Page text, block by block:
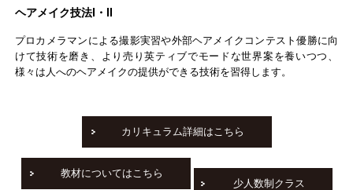
ヘアメイク技法Ⅰ・Ⅱ
プロカメラマンによる撮影実習や外部ヘアメイクコンテスト優勝に向
けて技術を磨き、より売り英ティブでモードな世界案を養いつつ、
様々は人へのヘアメイクの提供ができる技術を習得します。
カリキュラム詳細はこちら
教材についてはこちら
少人数制クラス